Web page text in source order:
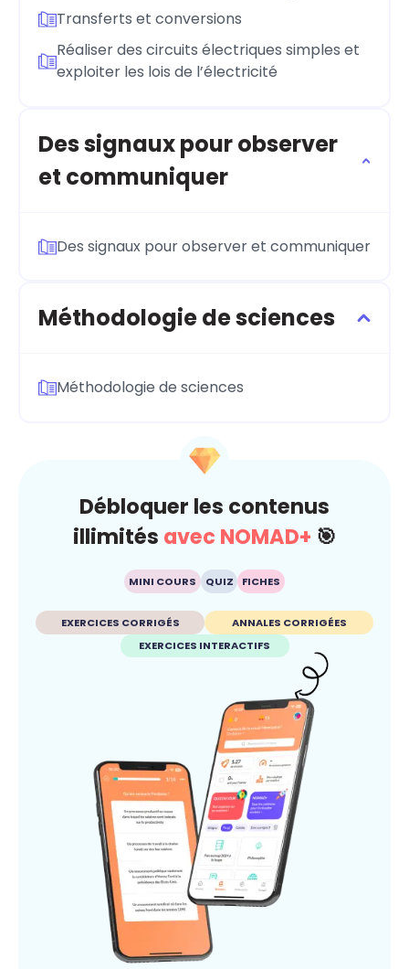
Transferts et conversions
Réaliser des circuits électriques simples et
exploiter les lois de l’électricité
Des signaux pour observer
et communiquer
Des signaux pour observer et communiquer
Méthodologie de sciences
Méthodologie de sciences
Débloquer les contenus
illimités avec NOMAD+ 🎯
MINI COURS QUIZ FICHES
EXERCICES CORRIGÉS
ANNALES CORRIGÉES
EXERCICES INTERACTIFS